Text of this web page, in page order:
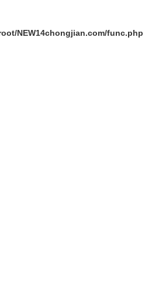
NEW14chongjian.com/func.php